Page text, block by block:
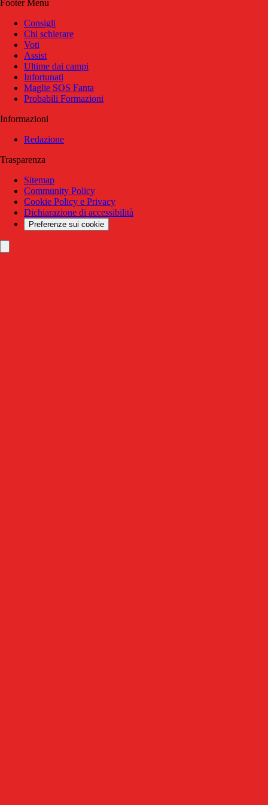
Footer Menu
Consigli
Chi schierare
Voti
Assist
Ultime dai campi
Infortunati
Maglie SOS Fanta
Probabili Formazioni
Informazioni
Redazione
Trasparenza
Sitemap
Community Policy
Cookie Policy e Privacy
Dichiarazione di accessibilità
Preferenze sui cookie